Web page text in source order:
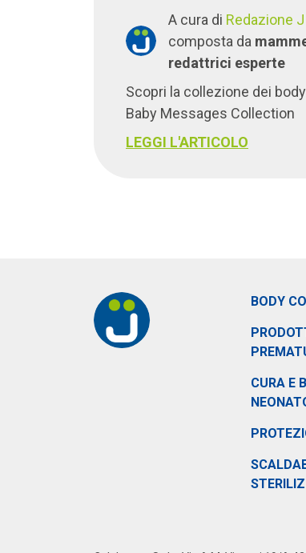
A cura di Redazione
composta da
redattrici esperte
Scopri la collezione dei
Baby Messages Collection
LEGGI L'ARTICOLO
BODY
CURA E